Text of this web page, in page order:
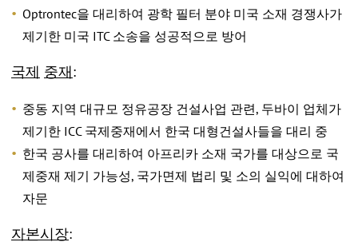
Optrontec을 대리하여 광학 필터 분야 미국 소재 경쟁사가
제기한 미국 ITC 소송을 성공적으로 방어
국제 중재:
중동 지역 대규모 정유공장 건설사업 관련, 두바이 업체가
제기한 ICC 국제중재에서 한국 대형건설사들을 대리 중
한국 공사를 대리하여 아프리카 소재 국가를 대상으로 국
제중재 제기 가능성, 국가면제 법리 및 소의 실익에 대하여
자문
자본시장: